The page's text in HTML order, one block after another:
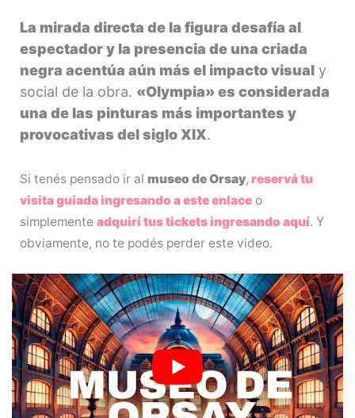
La mirada directa de la figura desafía al
espectador y la presencia de una criada
negra acentúa aún más el impacto visual y
social de la obra. «Olympia» es considerada
una de las pinturas más importantes y
provocativas del siglo XIX.
Si tenés pensado ir al museo de Orsay, reservá tu
visita guiada ingresando a este enlace o
simplemente adquirí tus tickets ingresando aquí. Y
obviamente, no te podés perder este video.